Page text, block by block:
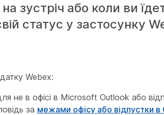
зустріч або коли ви
статус у застосунку
Webex:
не в офісі в Microsoft Outlook або
за межами офісу або відпустки в